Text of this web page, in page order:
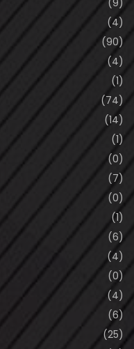
(4)
(90)
(4)
(1)
(74)
(14)
(1)
(0)
(7)
(0)
(1)
(6)
(4)
(0)
(4)
(6)
(25)